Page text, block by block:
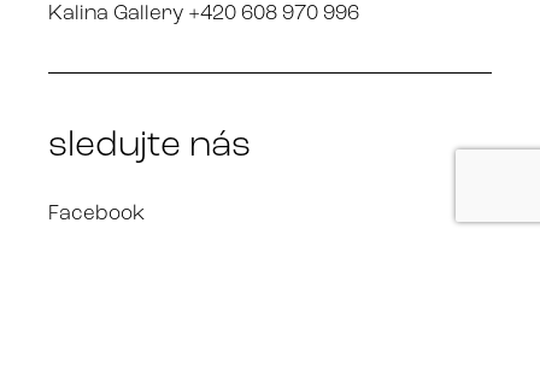
Kalina Gallery +420 608 970 996
sledujte nás
Facebook